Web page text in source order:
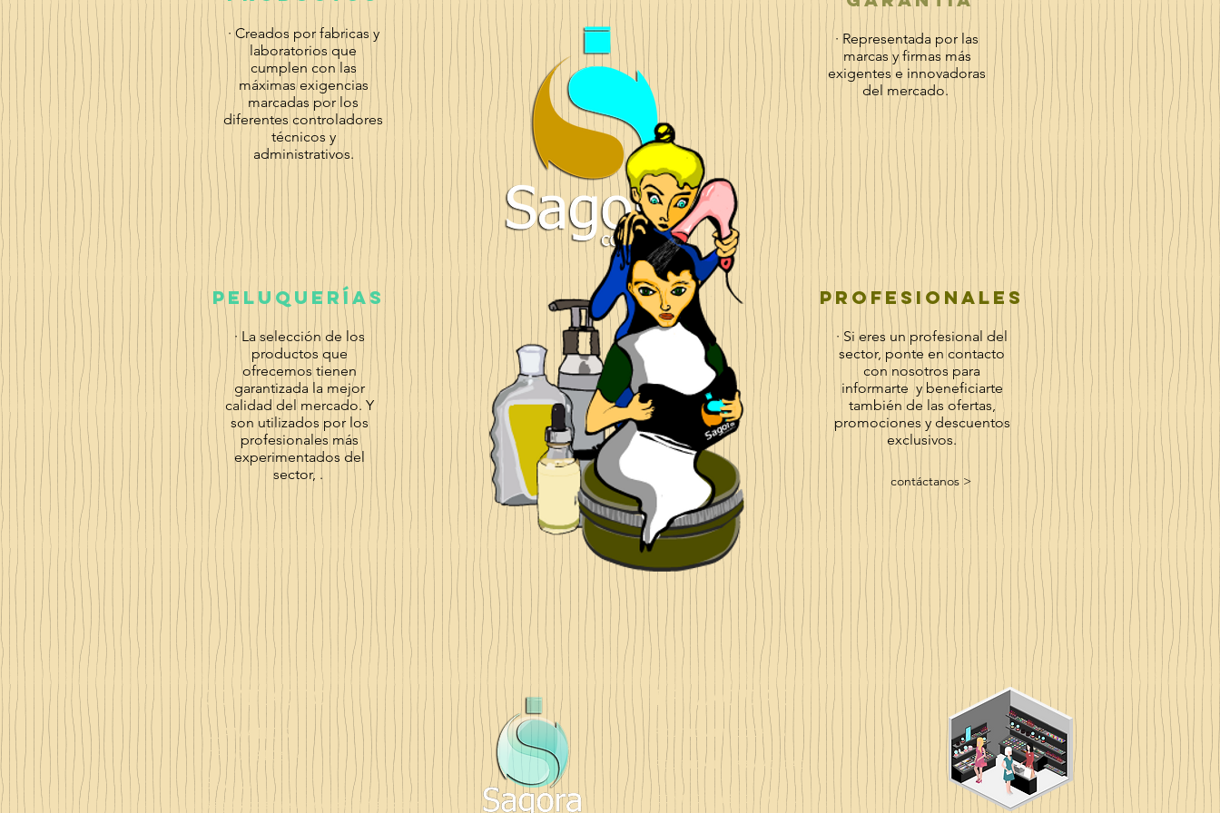
· Creados por fabricas y
laboratorios que
cumplen con las
máximas exigencias
marcadas por los
diferentes controladores
técnicos y
administrativos.
peluquerías
· La selección de los
productos que
ofrecemos tienen
garantizada la mejor
calidad del mercado. Y
son utilizados por los
profesionales más
experimentados del
sector, .
· Representada por las
marcas y firmas más
exigentes e innovadoras
del mercado.
profesionales
· Si eres un profesional del
sector, ponte en contacto
con nosotros para
informarte y beneficiarte
también de las ofertas,
promociones y descuentos
exclusivos.
contáctanos >
LLAMANOS
Tlf. 607 84 36 14
E-MAIL
sagoracosmeticsweb@gmail.com
CONTACTO PRIVACIDAD
CONDICIONES DE VENTA
POLÍTICA DE PRIVACIDAD
POLÍTICA DE COOKIES